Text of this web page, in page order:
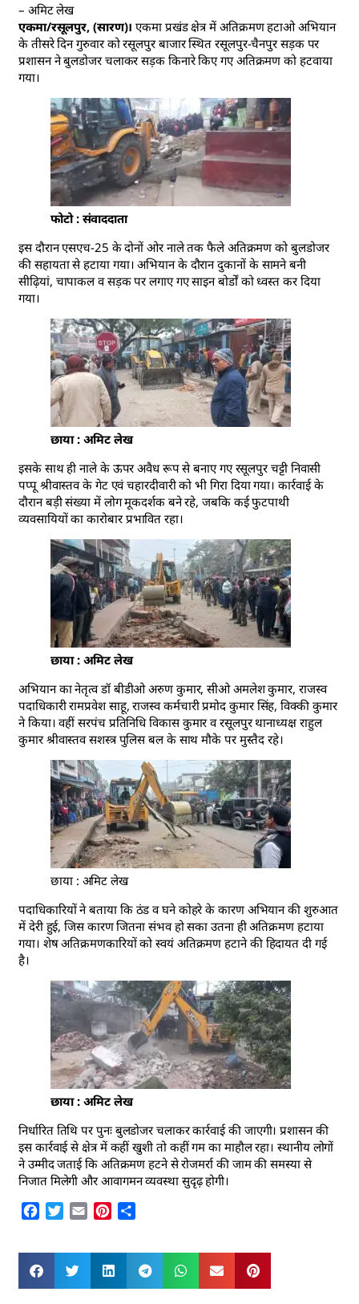
– अमिट लेख
एकमा/रसूलपुर, (सारण)। एकमा प्रखंड क्षेत्र में अतिक्रमण हटाओ अभियान
के तीसरे दिन गुरुवार को रसूलपुर बाजार स्थित रसूलपुर-चैनपुर सड़क पर
प्रशासन ने बुलडोजर चलाकर सड़क किनारे किए गए अतिक्रमण को हटवाया
गया।
फोटो : संवाददाता
इस दौरान एसएच-25 के दोनों ओर नाले तक फैले अतिक्रमण को बुलडोजर
की सहायता से हटाया गया। अभियान के दौरान दुकानों के सामने बनी
सीढ़ियां, चापाकल व सड़क पर लगाए गए साइन बोर्डों को ध्वस्त कर दिया
गया।
छाया : अमिट लेख
इसके साथ ही नाले के ऊपर अवैध रूप से बनाए गए रसूलपुर चट्टी निवासी
पप्पू श्रीवास्तव के गेट एवं चहारदीवारी को भी गिरा दिया गया। कार्रवाई के
दौरान बड़ी संख्या में लोग मूकदर्शक बने रहे, जबकि कई फुटपाथी
व्यवसायियों का कारोबार प्रभावित रहा।
छाया : अमिट लेख
अभियान का नेतृत्व डॉ बीडीओ अरुण कुमार, सीओ अमलेश कुमार, राजस्व
पदाधिकारी रामप्रवेश साहू, राजस्व कर्मचारी प्रमोद कुमार सिंह, विक्की कुमार
ने किया। वहीं सरपंच प्रतिनिधि विकास कुमार व रसूलपुर थानाध्यक्ष राहुल
कुमार श्रीवास्तव सशस्त्र पुलिस बल के साथ मौके पर मुस्तैद रहे।
छाया : अमिट लेख
पदाधिकारियों ने बताया कि ठंड व घने कोहरे के कारण अभियान की शुरुआत
में देरी हुई, जिस कारण जितना संभव हो सका उतना ही अतिक्रमण हटाया
गया। शेष अतिक्रमणकारियों को स्वयं अतिक्रमण हटाने की हिदायत दी गई
है।
छाया : अमिट लेख
निर्धारित तिथि पर पुनः बुलडोजर चलाकर कार्रवाई की जाएगी। प्रशासन की
इस कार्रवाई से क्षेत्र में कहीं खुशी तो कहीं गम का माहौल रहा। स्थानीय लोगों
ने उम्मीद जताई कि अतिक्रमण हटने से रोजमर्रा की जाम की समस्या से
निजात मिलेगी और आवागमन व्यवस्था सुदृढ़ होगी।
Facebook
Twitter
Email Pinterest